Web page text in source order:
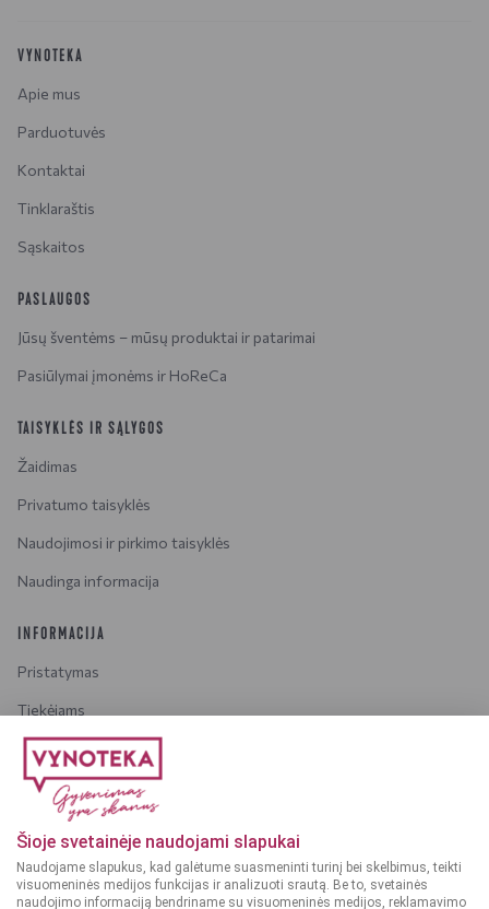
Šioje svetainėje naudojami slapukai
Naudojame slapukus, kad galėtume suasmeninti turinį bei skelbimus, teikti
visuomeninės medijos funkcijas ir analizuoti srautą. Be to, svetainės
naudojimo informaciją bendriname su visuomeninės medijos, reklamavimo
VYNOTEKA
Apie mus
Parduotuvės
Kontaktai
Tinklaraštis
Sąskaitos
PASLAUGOS
Jūsų šventėms – mūsų produktai ir patarimai
Pasiūlymai įmonėms ir HoReCa
TAISYKLĖS IR SĄLYGOS
Žaidimas
Privatumo taisyklės
Naudojimosi ir pirkimo taisyklės
Naudinga informacija
INFORMACIJA
Pristatymas
Tiekėjams
Karjera
Dažniausiai užduodami klausimai
Dėmesio!
Alkoholinius gėrimus gali įsigyti tik asmenys,
kuriems yra ne mažiau kaip 20 metų.